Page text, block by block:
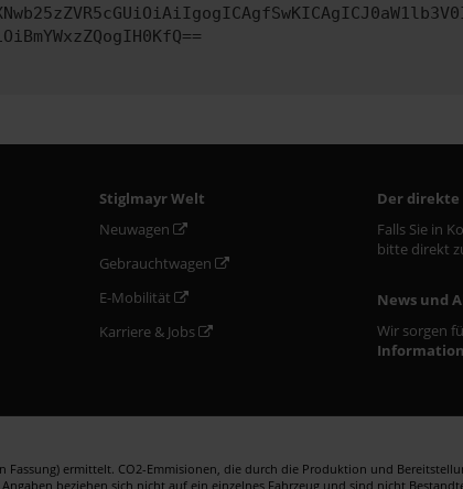
Stiglmayr Welt
Neuwagen
Gebrauchtwagen
E-Mobilität
Karriere & Jobs
Der
Falls Sie in
bitte direkt
News und
Wir sorgen
Fassung) ermittelt. CO2-Emmisionen, die durch die Produktion und
beziehen sich nicht auf ein einzelnes Fahrzeug und sind nicht